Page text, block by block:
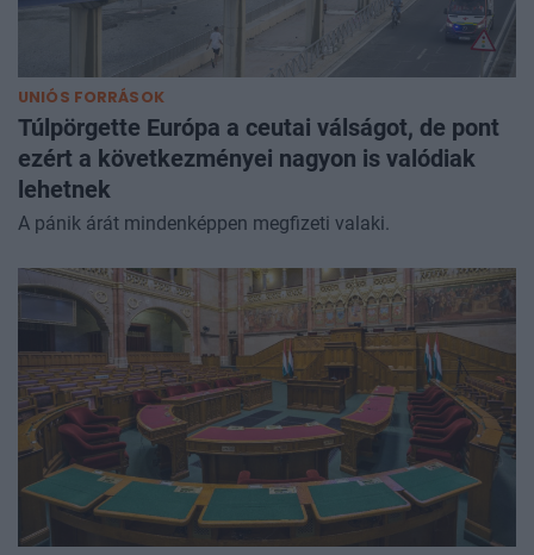
UNIÓS FORRÁSOK
Túlpörgette Európa a ceutai válságot, de pont
ezért a következményei nagyon is valódiak
lehetnek
A pánik árát mindenképpen megfizeti valaki.